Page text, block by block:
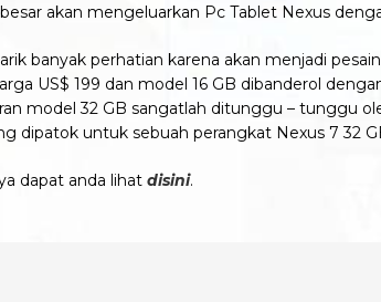
akan mengeluarkan Pc Tablet Nexus
banyak perhatian karena akan menjadi
US$ 199 dan model 16 GB dibanderol
model 32 GB sangatlah ditunggu – tunggu
dipatok untuk sebuah perangkat Nexus 7 32
dapat anda lihat disini.